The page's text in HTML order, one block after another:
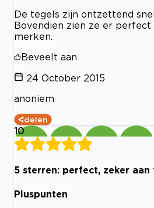
De tegels zijn ontzettend
Bovendien zien ze er perfect
merken.
Beveelt aan
24 October 2015
anoniem
delen
10
5 sterren: perfect, zeker aan
Pluspunten